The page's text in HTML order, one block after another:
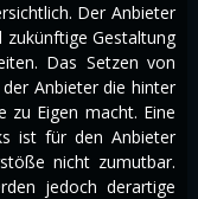
Der Anbieter
zukünftige Gestaltung
Das Setzen von
Anbieter die hinter
zu Eigen macht. Eine
ist für den Anbieter
nicht zumutbar.
jedoch derartige